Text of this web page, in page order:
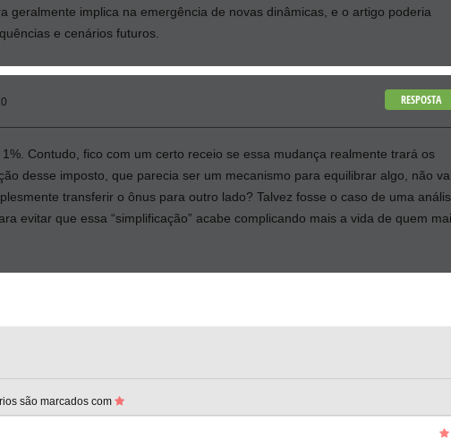
geralmente implica na emergência de novas dinâmicas, e o artigo poderia
e cenários futuros.
RESPOSTA
Contudo, fico com um certo receio se essa mudança realmente trará os
desse imposto, que parecia ser um mecanismo para equilibrar algo, não
transferir o ônus para outro lado? Talvez fosse o caso de uma
evitar que essa “simplificação” acabe complicando mais a vida de quem
são marcados com